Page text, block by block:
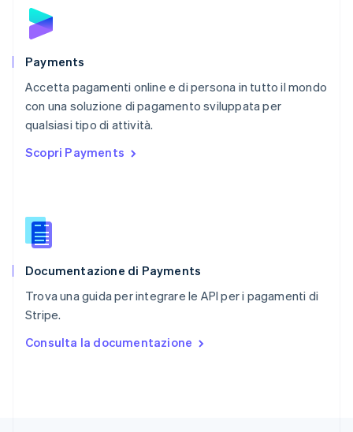
Payments
Accetta pagamenti online e di persona in tutto il mondo
con una soluzione di pagamento sviluppata per
qualsiasi tipo di attività.
Scopri Payments
Documentazione di Payments
Trova una guida per integrare le API per i pagamenti di
Stripe.
Consulta la documentazione
Polonia
English
Português
English简体中文
Regno Unito
English
English
English
Slovacchia
Slovenia
Spagna
Español
English Español简体中文